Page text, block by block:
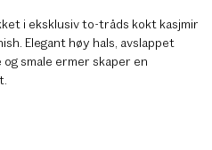
i eksklusiv to-tråds kokt kasjmir
Elegant høy hals, avslappet
smale ermer skaper en